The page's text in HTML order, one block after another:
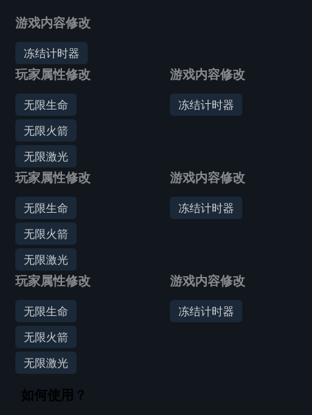
游戏内容修改
冻结计时器
玩家属性修改
无限生命
无限火箭
无限激光
游戏内容修改
冻结计时器
玩家属性修改
无限生命
无限火箭
无限激光
游戏内容修改
冻结计时器
玩家属性修改
无限生命
无限火箭
无限激光
游戏内容修改
冻结计时器
如何使用？